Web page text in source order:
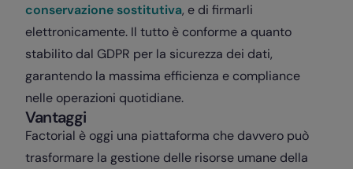
conservazione sostitutiva, e di firmarli
elettronicamente. Il tutto è conforme a quanto
stabilito dal GDPR per la sicurezza dei dati,
garantendo la massima efficienza e compliance
nelle operazioni quotidiane.
Vantaggi
Factorial è oggi una piattaforma che davvero può
trasformare la gestione delle risorse umane della